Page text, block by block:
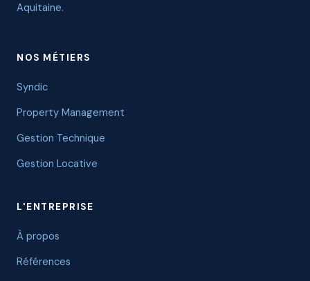
Aquitaine.
NOS MÉTIERS
Syndic
Property Management
Gestion Technique
Gestion Locative
L'ENTREPRISE
À propos
Références